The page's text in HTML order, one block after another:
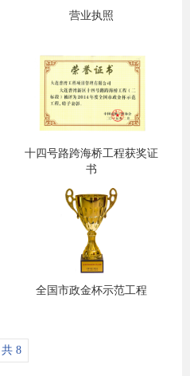
营业执照
十四号路跨海桥工程获奖证
书
全国市政金杯示范工程
共 8